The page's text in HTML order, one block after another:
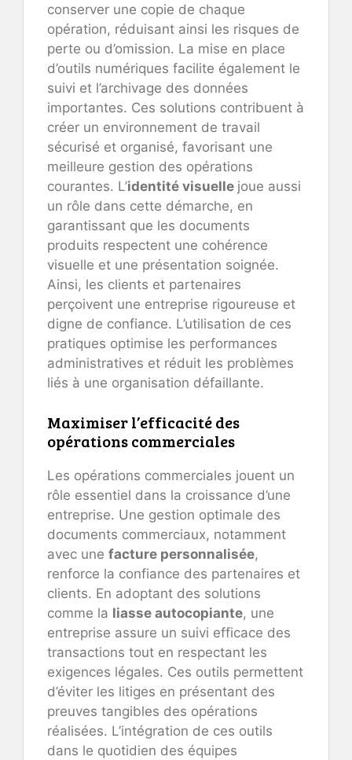
conserver une copie de chaque
opération, réduisant ainsi les risques de
perte ou d’omission. La mise en place
d’outils numériques facilite également le
suivi et l’archivage des données
importantes. Ces solutions contribuent à
créer un environnement de travail
sécurisé et organisé, favorisant une
meilleure gestion des opérations
courantes. L’identité visuelle joue aussi
un rôle dans cette démarche, en
garantissant que les documents
produits respectent une cohérence
visuelle et une présentation soignée.
Ainsi, les clients et partenaires
perçoivent une entreprise rigoureuse et
digne de confiance. L’utilisation de ces
pratiques optimise les performances
administratives et réduit les problèmes
liés à une organisation défaillante.
Maximiser l’efficacité des
opérations commerciales
Les opérations commerciales jouent un
rôle essentiel dans la croissance d’une
entreprise. Une gestion optimale des
documents commerciaux, notamment
avec une facture personnalisée,
renforce la confiance des partenaires et
clients. En adoptant des solutions
comme la liasse autocopiante, une
entreprise assure un suivi efficace des
transactions tout en respectant les
exigences légales. Ces outils permettent
d’éviter les litiges en présentant des
preuves tangibles des opérations
réalisées. L’intégration de ces outils
dans le quotidien des équipes